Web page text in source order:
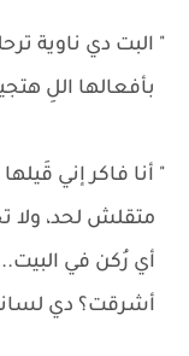
" البت دي ناوية
بأفعالها اللِ
" أنا فاكر إني
متقلش لحد، ولا
أي رُكن في
أشرقت؟ دي